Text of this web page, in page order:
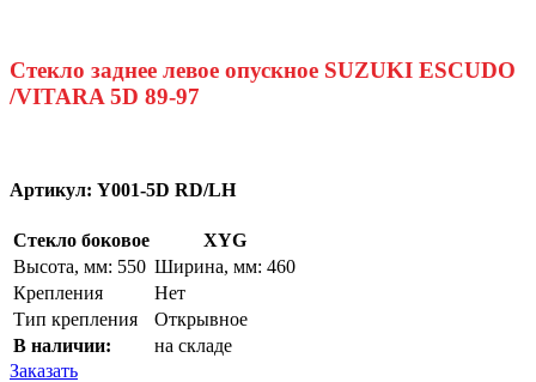
Стекло заднее левое опускное SUZUKI ESCUDO
/VITARA 5D 89-97
Артикул: Y001-5D RD/LH
Стекло боковое
XYG
Высота, мм: 550 Ширина, мм: 460
Крепления
Нет
Тип крепления
Открывное
В наличии:
на складе
Заказать